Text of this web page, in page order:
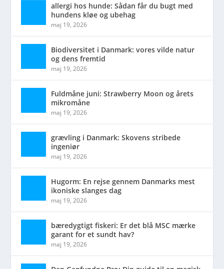
allergi hos hunde: Sådan får du bugt med
hundens kløe og ubehag
maj 19, 2026
Biodiversitet i Danmark: vores vilde natur
og dens fremtid
maj 19, 2026
Fuldmåne juni: Strawberry Moon og årets
mikromåne
maj 19, 2026
grævling i Danmark: Skovens stribede
ingeniør
maj 19, 2026
Hugorm: En rejse gennem Danmarks mest
ikoniske slanges dag
maj 19, 2026
bæredygtigt fiskeri: Er det blå MSC mærke
garant for et sundt hav?
maj 19, 2026